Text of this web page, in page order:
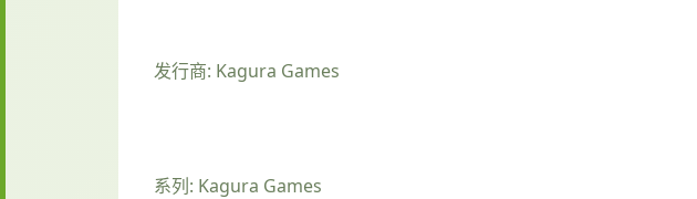
发行商: Kagura Games
系列: Kagura Games